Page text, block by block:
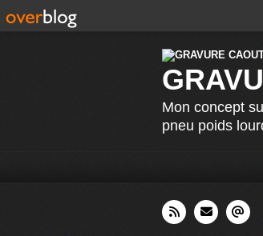
Mon concept
pneu poids